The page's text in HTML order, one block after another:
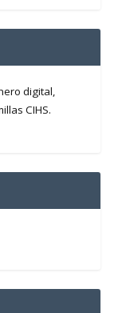
digital,
CIHS.